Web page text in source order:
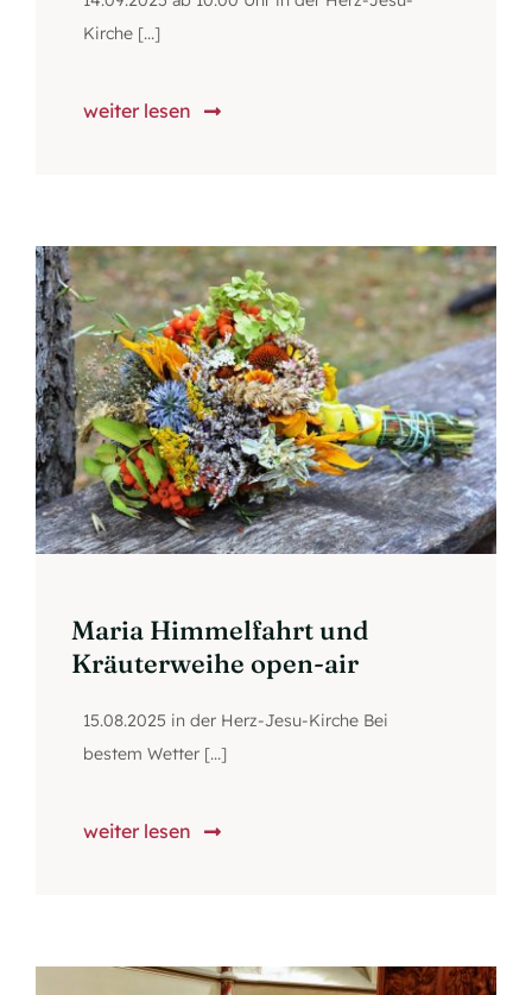
Kirche [...]
weiter lesen
Maria Himmelfahrt und
Kräuterweihe open-air
15.08.2025 in der Herz-Jesu-Kirche Bei
bestem Wetter [...]
weiter lesen